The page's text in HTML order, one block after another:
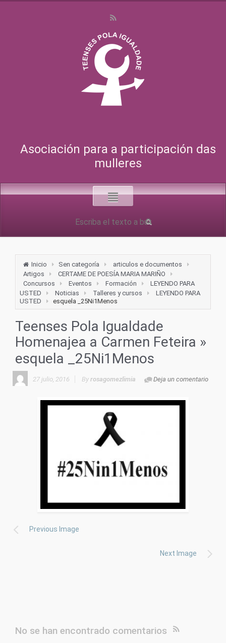
Asociación para a participación das
mulleres
Inicio Sen categoría
articulos e documentos
Artigos
CERTAME DE POESÍA MARIA MARIÑO
Concursos
Eventos Formación
LEYENDO PARA
USTED
Noticias Talleres y cursos
LEYENDO PARA
USTED
esquela _25Ni1Menos
Teenses Pola Igualdade
Homenajea a Carmen Feteira »
esquela _25Ni1Menos
27 julio, 2016 Deja un comentario
By rosagomezlimia
Previous Image
Next Image
No se han encontrado comentarios